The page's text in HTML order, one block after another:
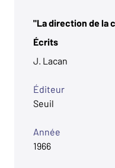
"La direction de la
Écrits
J. Lacan
Éditeur
Seuil
Année
1966